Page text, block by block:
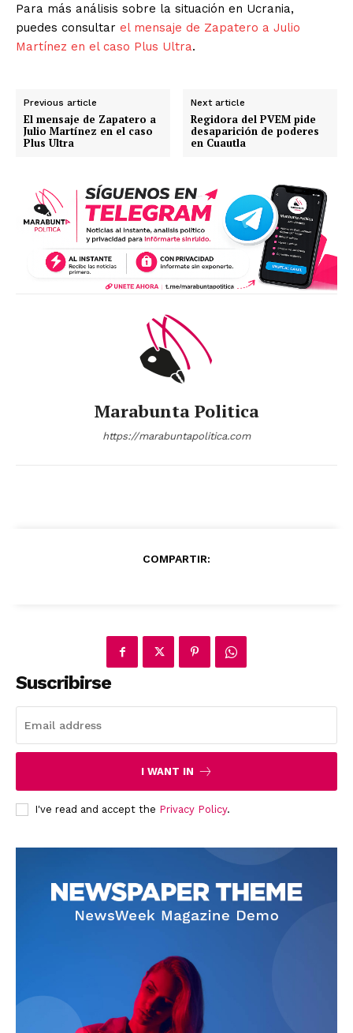
News Week
Para más análisis sobre la situación en Ucrania,
puedes consultar el mensaje de Zapatero a Julio
Martínez en el caso Plus Ultra.
Previous article
El mensaje de Zapatero a
Julio Martínez en el caso
Plus Ultra
Next article
Regidora del PVEM pide
desaparición de poderes
en Cuautla
Marabunta Politica
https://marabuntapolitica.com
COMPARTIR:
Suscribirse
I WANT IN
I've read and accept the Privacy Policy.